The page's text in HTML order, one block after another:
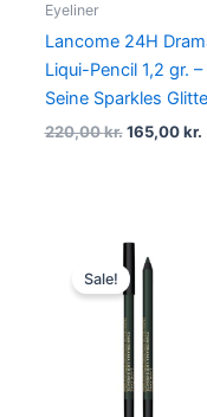
Eyeliner
Lancome 24H
Liqui-Pencil 1,2 gr. –
Seine Sparkles
220,00kr. 165,00kr.
Sale!
Original
price
was: